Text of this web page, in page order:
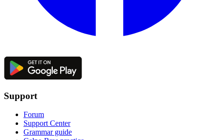
Support
Forum
Support Center
Grammar guide